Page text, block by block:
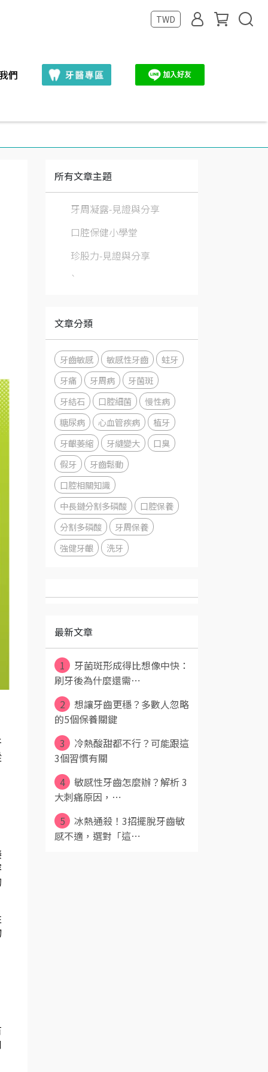
TWD
們
所有文章主題
牙周凝露-見證與分享
口腔保健小學堂
珍股力-見證與分享
`
文章分類
牙齒敏感 敏感性牙齒
蛀牙
牙痛
牙周病
牙菌斑
牙結石
口腔細菌
慢性病
糖尿病
心血管疾病
植牙
牙齦萎縮
牙縫變大
口臭
假牙
牙齒鬆動
口腔相關知識
中長鏈分割多磷酸
口腔保養
分割多磷酸
牙周保養
強健牙齦
洗牙
最新文章
1
牙菌斑形成得比想像中快：
刷牙後為什麼還需⋯
2
想讓牙齒更穩？多數人忽略
的5個保養關鍵
3
冷熱酸甜都不行？可能跟這
3個習慣有關
4
敏感性牙齒怎麼辦？解析 3
大刺痛原因，⋯
5
冰熱通殺！3招擺脫牙齒敏
感不適，選對「這⋯